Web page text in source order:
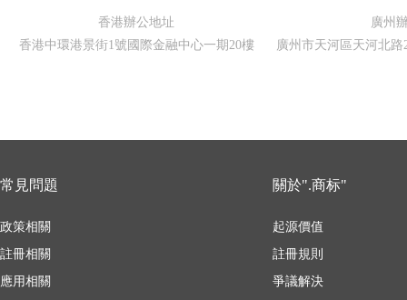
香港辦公地址
香港中環港景街1號國際金融中心一期20樓
廣州
廣州市天河區天河北路
常見問題
政策相關
註冊相關
應用相關
關於".商标"
起源價值
註冊規則
爭議解決